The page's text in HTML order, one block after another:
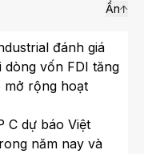
Ẩn
đánh giá
vốn FDI tăng
mở rộng hoạt
C dự báo Việt
năm nay và